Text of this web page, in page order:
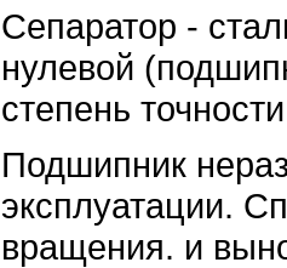
Сепаратор -
нулевой
степень
Подшипник
эксплуатации.
вращения. и